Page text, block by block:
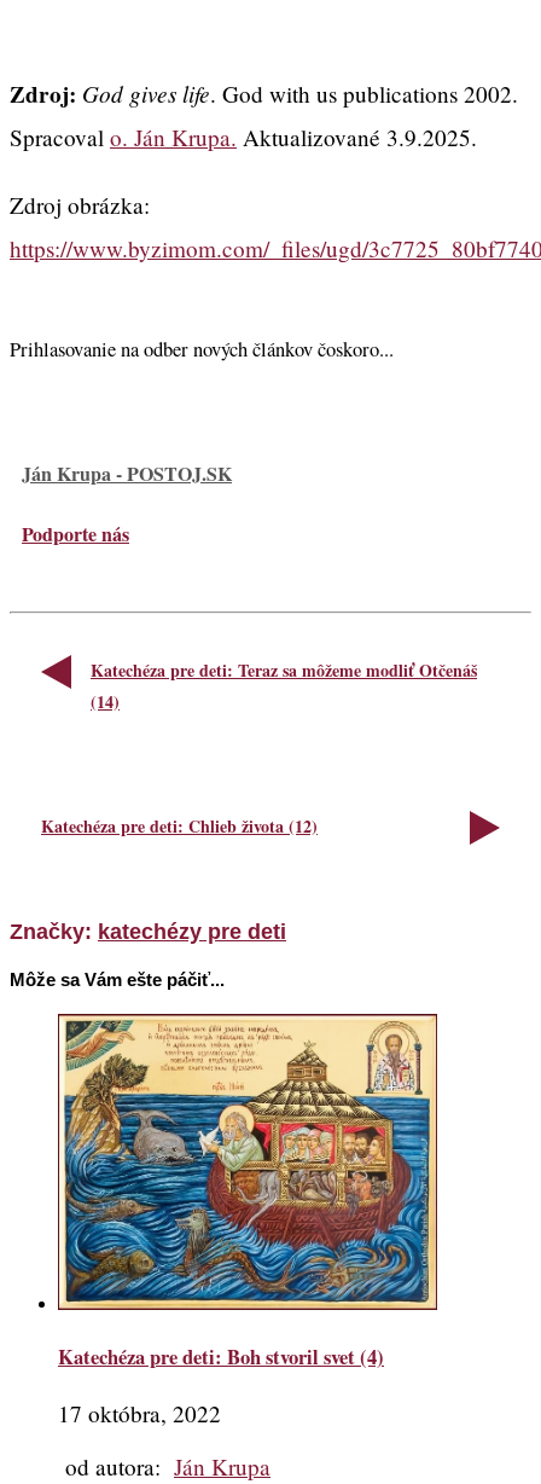
Zdroj: God gives life. God with us publications 2002.
Spracoval o. Ján Krupa. Aktualizované 3.9.2025.
Zdroj obrázka:
https://www.byzimom.com/_files/ugd/
Prihlasovanie na odber nových článkov čoskoro...
Ján Krupa - POSTOJ.SK
Podporte nás
Katechéza pre deti: Teraz sa môžeme modliť Otčenáš
(14)
Katechéza pre deti: Chlieb života (12)
Značky: katechézy pre deti
Môže sa Vám ešte páčiť...
Katechéza pre deti: Boh stvoril svet (4)
17 októbra, 2022
od autora: Ján Krupa